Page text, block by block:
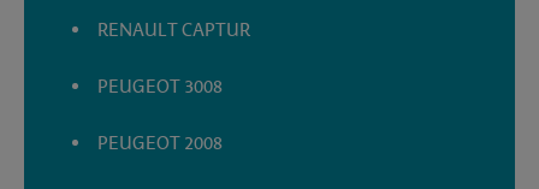
RENAULT CAPTUR
PEUGEOT 3008
PEUGEOT 2008